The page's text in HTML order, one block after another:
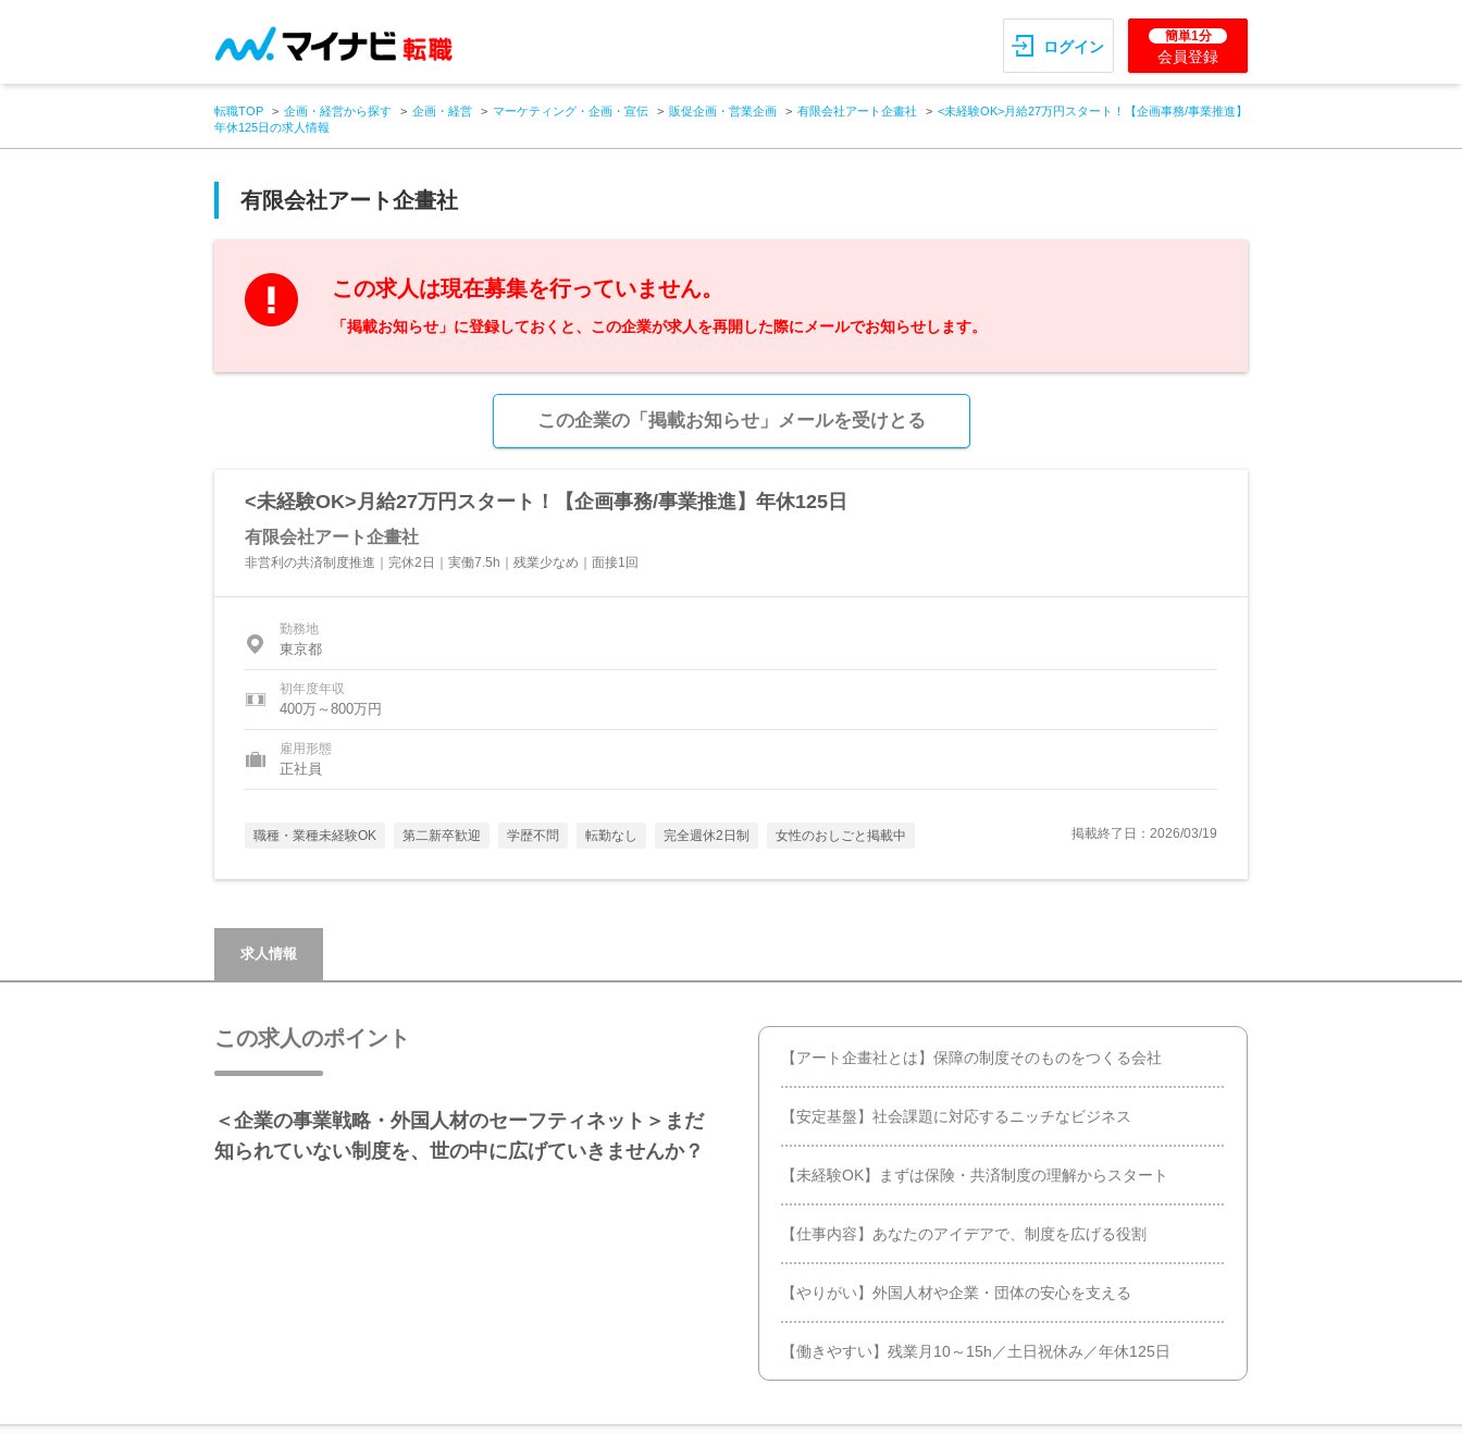
ログイン
簡単1分
会員登録
転職TOP 企画・経営から探す 企画・経営 マーケティング・企画・宣伝 販促企画・営業企画 有限会社アート企畫社
<未経験OK>月給27万円スタート！【企画事務/事業推進】
年休125日の求人情報
有限会社アート企畫社
この求人は現在募集を行っていません。
「掲載お知らせ」に登録しておくと、この企業が求人を再開した際にメールでお知らせします。
この企業の「掲載お知らせ」メールを受けとる
<未経験OK>月給27万円スタート！【企画事務/事業推進】年休125日
有限会社アート企畫社
非営利の共済制度推進｜完休2日｜実働7.5h｜残業少なめ｜面接1回
勤務地
東京都
初年度年収
400万～800万円
雇用形態
正社員
職種・業種未経験OK 第二新卒歓迎 学歴不問 転勤なし 完全週休2日制 女性のおしごと掲載中 掲載終了日：2026/03/19
求人情報
この求人のポイント
＜企業の事業戦略・外国人材のセーフティネット＞まだ
知られていない制度を、世の中に広げていきませんか？
【アート企畫社とは】保障の制度そのものをつくる会社
【安定基盤】社会課題に対応するニッチなビジネス
【未経験OK】まずは保険・共済制度の理解からスタート
【仕事内容】あなたのアイデアで、制度を広げる役割
【やりがい】外国人材や企業・団体の安心を支える
【働きやすい】残業月10～15h／土日祝休み／年休125日